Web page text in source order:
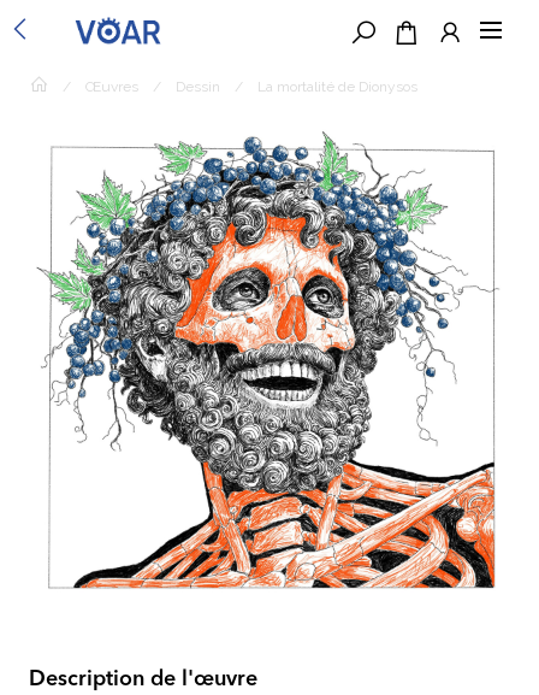
/ Œuvres / Dessin / La mortalité de Dionysos
Description de l'œuvre